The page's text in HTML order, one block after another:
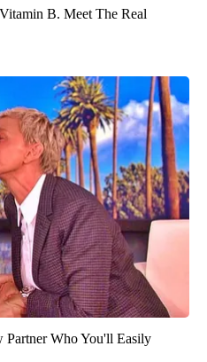
B. Meet The Real
Partner Who You'll Easily